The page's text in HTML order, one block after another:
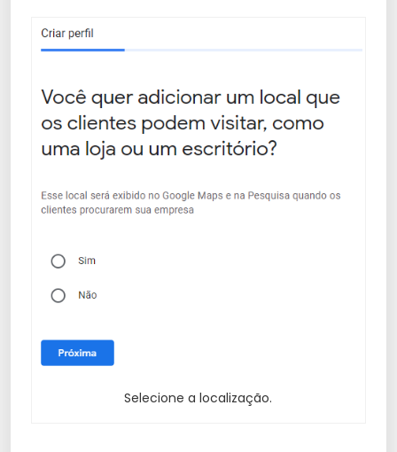
Selecione a localização.